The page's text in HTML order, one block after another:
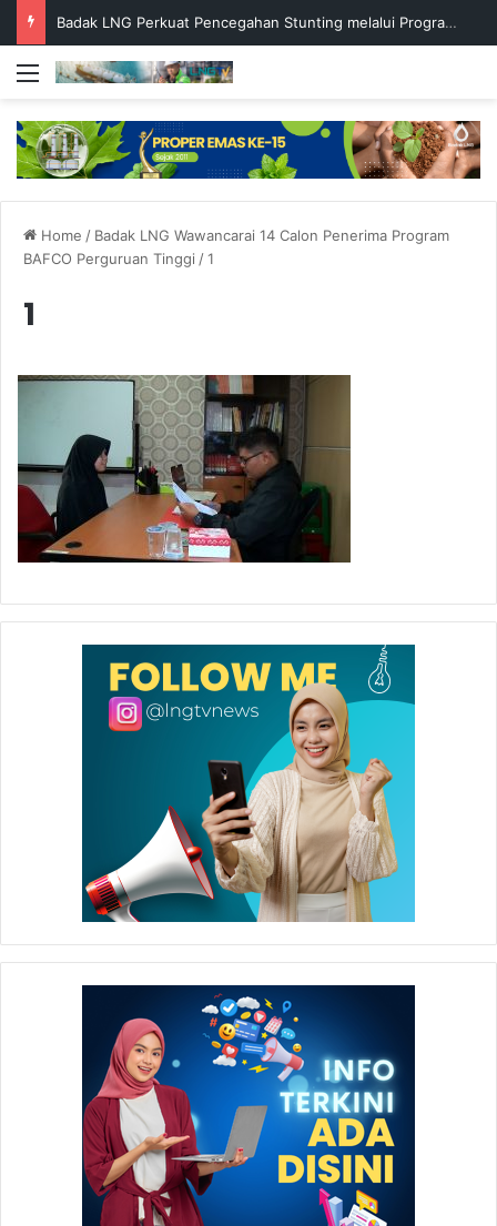
Badak LNG Perkuat Pencegahan Stunting melalui Program Akar Ranting
Menu
Home / Badak LNG Wawancarai 14 Calon Penerima Program
BAFCO Perguruan Tinggi /1
1